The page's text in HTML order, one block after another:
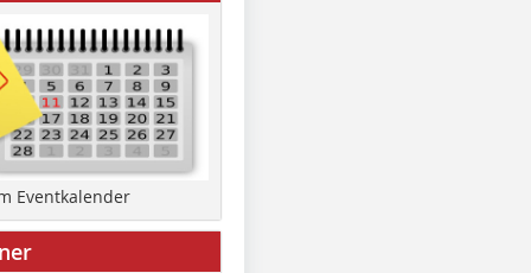
Eventkalender